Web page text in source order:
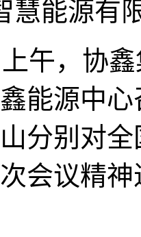
慧能源有
午，协
能源中
分别对
会议精